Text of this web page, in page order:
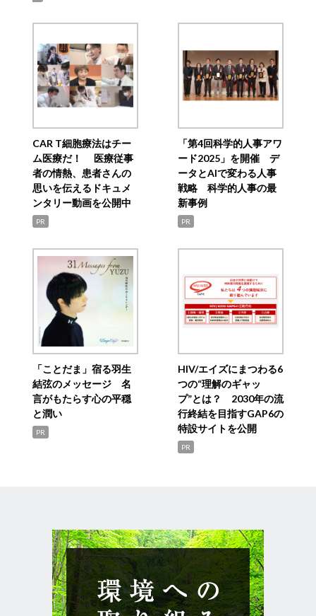
CAR T細胞療法はチー
ム医療だ！ 医療従事
者の情熱、患者さんの
思いを伝えるドキュメ
ンタリー動画を公開中
PR
「第4回科学的人事アワ
ード2025」を開催 デ
ータとAIで変わる人事
戦略 科学的人事の最
新事例
PR
「ことだま」宿る羽生
結弦のメッセージ 名
言がもたらす心の平穏
と潤い
PR
HIV/エイズにまつわる6
つの“理解のギャッ
プ”とは？ 2030年の流
行終結を目指すGAP6の
特設サイトを公開
PR